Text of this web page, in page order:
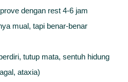
dengan rest 4-6 jam
mual, tapi benar-benar
tutup mata, sentuh hidung
ataxia)